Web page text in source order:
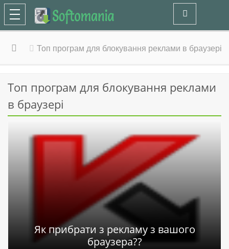
Топ програм для блокування реклами в браузері
Топ програм для блокування реклами
в браузері
Як прибрати з рекламу з вашого
браузера??